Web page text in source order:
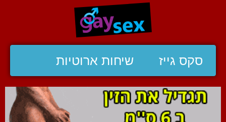
סקס גייז שיחות ארוטיות